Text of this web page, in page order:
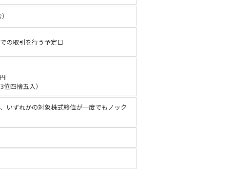
の取引を行う予定日
四捨五入）
いずれかの対象株式終値が一度でもノック